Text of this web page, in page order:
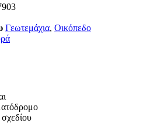
Γεωτεμάχια, Οικόπεδο